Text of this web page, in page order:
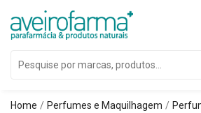
Home Perfumes e Maquilhagem